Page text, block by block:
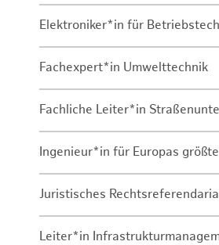
Elektroniker*in für
Fachexpert*in Umwelttechnik
Fachliche Leiter*in
Ingenieur*in für Europas
Juristisches
Leiter*in